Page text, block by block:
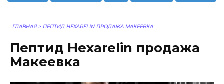
ГЛАВНАЯ > ПЕПТИД HEXARELIN ПРОДАЖА МАКЕЕВКА
Пептид Hexarelin продажа
Макеевка